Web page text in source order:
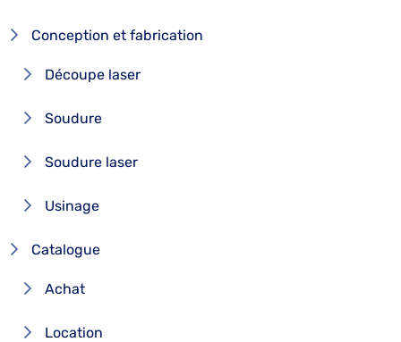
Conception et fabrication
Découpe laser
Soudure
Soudure laser
Usinage
Catalogue
Achat
Location